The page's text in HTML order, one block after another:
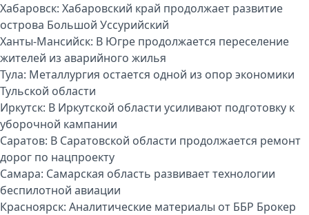
Хабаровск: Хабаровский край продолжает развитие
острова Большой Уссурийский
Ханты-Мансийск: В Югре продолжается переселение
жителей из аварийного жилья
Тула: Металлургия остается одной из опор экономики
Тульской области
Иркутск: В Иркутской области усиливают подготовку к
уборочной кампании
Саратов: В Саратовской области продолжается ремонт
дорог по нацпроекту
Самара: Самарская область развивает технологии
беспилотной авиации
Красноярск: Аналитические материалы от ББР Брокер